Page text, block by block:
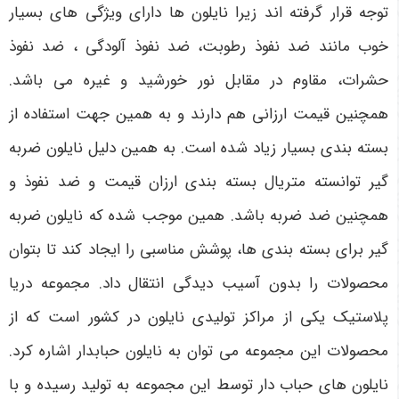
توجه قرار گرفته اند زیرا نایلون‌ ها دارای ویژگی‌ های بسیار
خوب مانند ضد نفوذ رطوبت، ضد نفوذ آلودگی ، ضد نفوذ
حشرات، مقاوم در مقابل نور خورشید و غیره می‌ باشد.
همچنین قیمت ارزانی هم دارند و به همین جهت استفاده از
بسته‌ بندی بسیار زیاد شده است. به همین دلیل نایلون ضربه
گیر توانسته متریال بسته‌ بندی ارزان قیمت و ضد نفوذ و
همچنین ضد ضربه باشد. همین موجب شده که نایلون ضربه‌
گیر برای بسته‌ بندی‌ ها، پوشش مناسبی را ایجاد کند تا بتوان
محصولات را بدون آسیب دیدگی انتقال داد. مجموعه دریا
پلاستیک یکی از مراکز تولیدی نایلون در کشور است که از
محصولات این مجموعه می‌ توان به نایلون حبابدار اشاره کرد.
نایلون‌ های حباب دار توسط این مجموعه به تولید رسیده و با